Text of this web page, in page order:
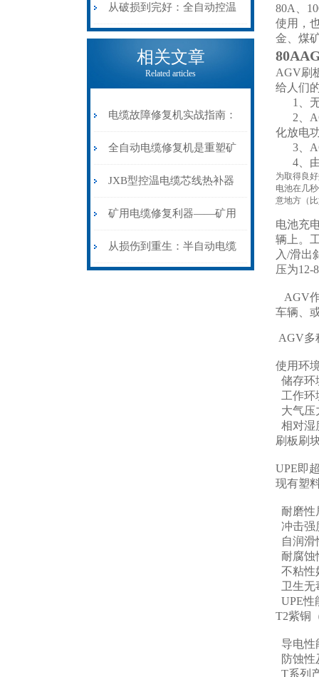
机械密码
从入门到精通
从破损到完好：全自动控温
电缆热补机的核心价值
相关文章
Related articles
电缆故障修复机实战指南：
从“盲测”到“精确定点”的三
步作业法
全自动电缆修复机是重塑矿
山电力动脉的“智能外科医
生”
JXB型控温电缆芯线热补器
安装与接线：精准修复的工
艺基石
矿用电缆修复利器——矿用
电缆热补机智能控温，安全
从损伤到重生：半自动电缆
80A、
使用，
金、煤
AGV刷
给人们
1、无
2、
化放电
3、
4、由
为取得良
电池在几
意地方（
电池充
辆上。
入/滑出
压为12-
AGV
车辆、
AGV多
使用环
储存
工作
大气压
相对湿
刷板刷
UPE即
现有塑
耐磨性
冲击强
自润滑
耐腐蚀
不粘性
卫生无
UPE性
T2紫铜
导电性
防蚀性
T系列